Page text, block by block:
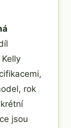
rok
jsou